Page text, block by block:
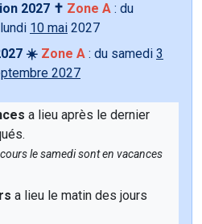
2027 ✝️ Zone A : du
10 mai 2027
☀️ Zone A : du samedi 3
2027
a lieu après le dernier
le samedi sont en vacances
a lieu le matin des jours